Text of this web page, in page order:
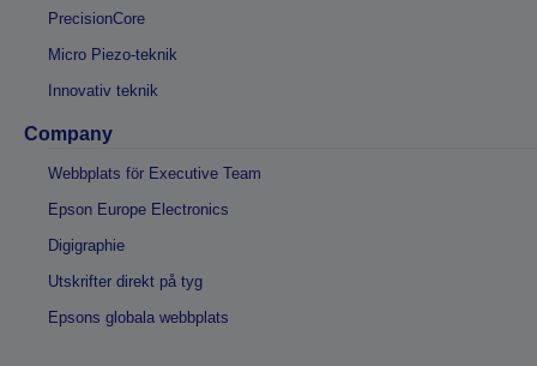
PrecisionCore
Micro Piezo-teknik
Innovativ teknik
Company
Webbplats för Executive Team
Epson Europe Electronics
Digigraphie
Utskrifter direkt på tyg
Epsons globala webbplats